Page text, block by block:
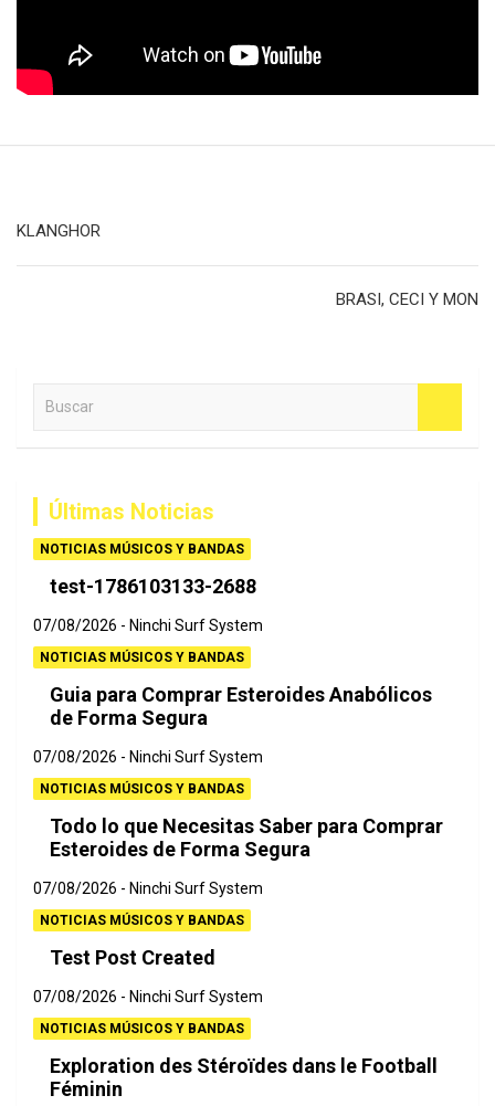
KLANGHOR
BRASI, CECI Y MON
Últimas Noticias
NOTICIAS MÚSICOS Y BANDAS
test-1786103133-2688
07/08/2026 Ninchi Surf System
NOTICIAS MÚSICOS Y BANDAS
Guia para Comprar Esteroides Anabólicos
de Forma Segura
07/08/2026 Ninchi Surf System
NOTICIAS MÚSICOS Y BANDAS
Todo lo que Necesitas Saber para Comprar
Esteroides de Forma Segura
07/08/2026 Ninchi Surf System
NOTICIAS MÚSICOS Y BANDAS
Test Post Created
07/08/2026 Ninchi Surf System
NOTICIAS MÚSICOS Y BANDAS
Exploration des Stéroïdes dans le Football
Féminin